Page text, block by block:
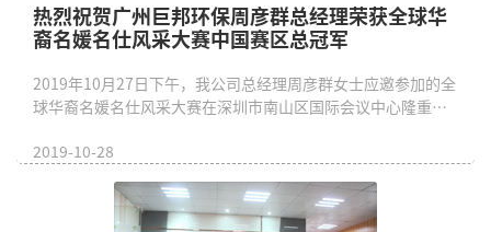
热烈祝贺广州巨邦环保周彦群总经理荣获全球华
裔名媛名仕风采大赛中国赛区总冠军
2019年10月27日下午，我公司总经理周彦群女士应邀参加的全
球华裔名媛名仕风采大赛在深圳市南山区国际会议中心隆重举
2019-10-28